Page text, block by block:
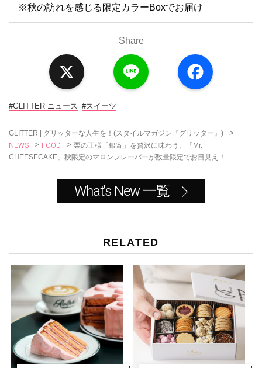
※秋の訪れを感じる限定カラーBoxでお届け
Share
a
c
#GLITTER ニュース #スイーツ
GLITTER | グリッターな人生を！(スタイルマガジン『グリッター』) >
NEWS > FOOD > 栗の王様「銀寄」を贅沢に味わう。「Mr.
CHEESECAKE」秋限定のマロンフレーバーが数量限定でお目見え！
What's New 一覧
RELATED